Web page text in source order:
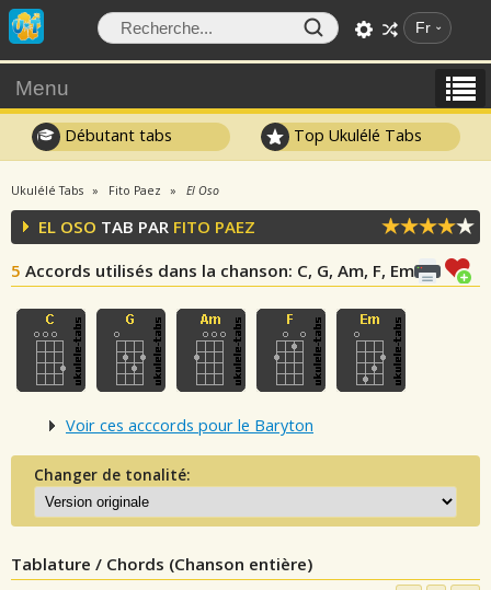
Fr
Menu
Débutant tabs Top Ukulélé Tabs
Ukulélé Tabs Fito Paez El Oso
EL OSO TAB PAR FITO PAEZ
5 Accords utilisés dans la chanson: C, G, Am, F, Em
Voir ces acccords pour le Baryton
Changer de tonalité:
Tablature / Chords (Chanson entière)